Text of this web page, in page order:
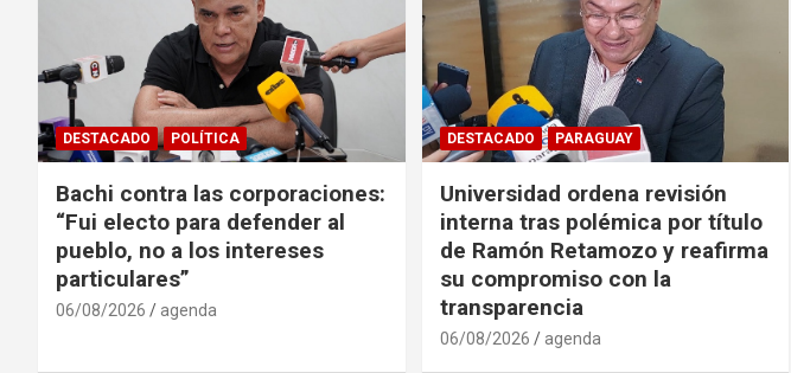
DESTACADO POLÍTICA
Bachi contra las corporaciones:
“Fui electo para defender al
pueblo, no a los intereses
particulares”
06/08/2026 agenda
DESTACADO PARAGUAY
Universidad ordena revisión
interna tras polémica por título
de Ramón Retamozo y reafirma
su compromiso con la
transparencia
06/08/2026 agenda